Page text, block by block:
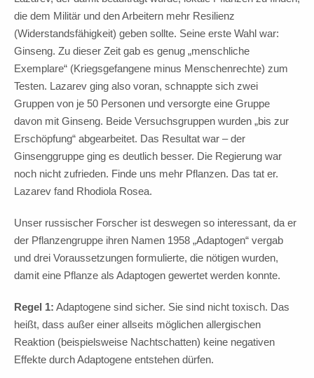
die dem Militär und den Arbeitern mehr Resilienz
(Widerstandsfähigkeit) geben sollte. Seine erste Wahl war:
Ginseng. Zu dieser Zeit gab es genug „menschliche
Exemplare“ (Kriegsgefangene minus Menschenrechte) zum
Testen. Lazarev ging also voran, schnappte sich zwei
Gruppen von je 50 Personen und versorgte eine Gruppe
davon mit Ginseng. Beide Versuchsgruppen wurden „bis zur
Erschöpfung“ abgearbeitet. Das Resultat war – der
Ginsenggruppe ging es deutlich besser. Die Regierung war
noch nicht zufrieden. Finde uns mehr Pflanzen. Das tat er.
Lazarev fand Rhodiola Rosea.
Unser russischer Forscher ist deswegen so interessant, da er
der Pflanzengruppe ihren Namen 1958 „Adaptogen“ vergab
und drei Voraussetzungen formulierte, die nötigen wurden,
damit eine Pflanze als Adaptogen gewertet werden konnte.
Regel 1: Adaptogene sind sicher. Sie sind nicht toxisch. Das
heißt, dass außer einer allseits möglichen allergischen
Reaktion (beispielsweise Nachtschatten) keine negativen
Effekte durch Adaptogene entstehen dürfen.